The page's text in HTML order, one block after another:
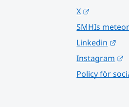
X
SMHIs
Linkedin
Instagram
Policy för